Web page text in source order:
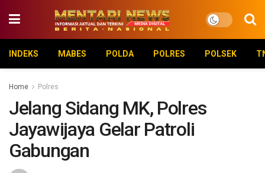
INDEKS MABES POLDA POLRES POLSEK
Home Polres
Jelang Sidang MK, Polres
Jayawijaya Gelar Patroli
Gabungan